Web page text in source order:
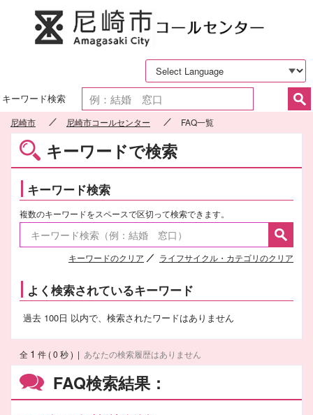
キーワード検索
尼崎市 尼崎市コールセンター FAQ一覧
キーワードで検索
キーワード検索
複数のキーワードをスペースで区切って検索できます。
キーワードのクリア ライフサイクル・カテゴリのクリア
よく検索されているキーワード
過去 100日 以内で、検索されたワードはありません
FAQ検索結果：
全 1 件 ( 0 秒 ) | あなたの検索履歴はありません